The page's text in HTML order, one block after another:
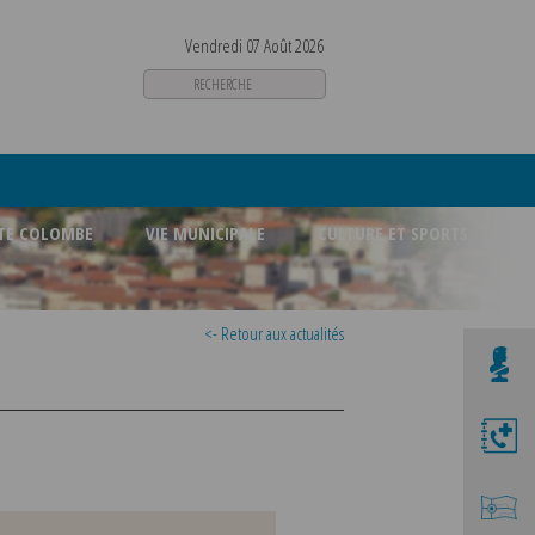
Vendredi 07 Août 2026
COLOMBE VIE MUNICIPALE CULTURE ET SPORTS
<- Retour aux actualités